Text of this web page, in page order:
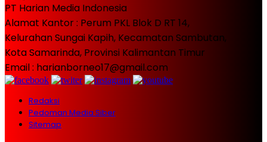
PT Harian Media Indonesia
Alamat Kantor : Perum PKL Blok D RT 14,
Kelurahan Sungai Kapih, Kecamatan Sambutan,
Kota Samarinda, Provinsi Kalimantan Timur
Email : harianborneo17@gmail.com
Redaksi
Pedoman Media Siber
Sitemap